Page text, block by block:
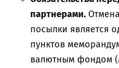
партнерами.
посылки является
пунктов
валютным фондом